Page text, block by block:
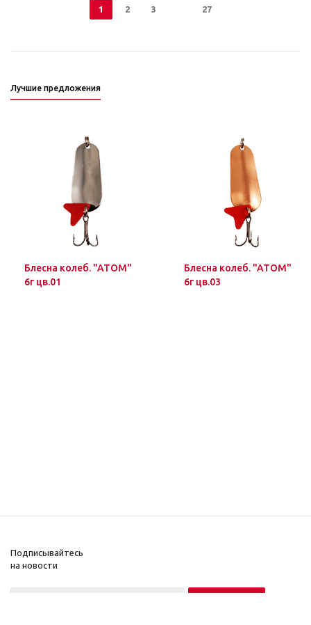
1 2 3 27
Лучшие предложения
Блесна колеб. "ATOM"
6г цв.01
Блесна колеб. "ATOM"
6г цв.03
Подписывайтесь
на новости